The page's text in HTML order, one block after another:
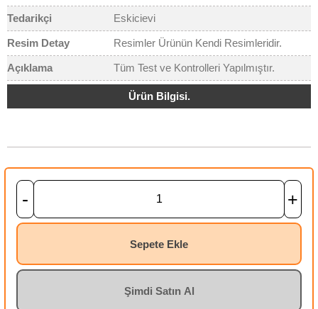
Tedarikçi Eskicievi
Resim Detay Resimler Ürünün Kendi Resimleridir.
Açıklama Tüm Test ve Kontrolleri Yapılmıştır.
Ürün Bilgisi.
- +
Sepete Ekle
Şimdi Satın Al